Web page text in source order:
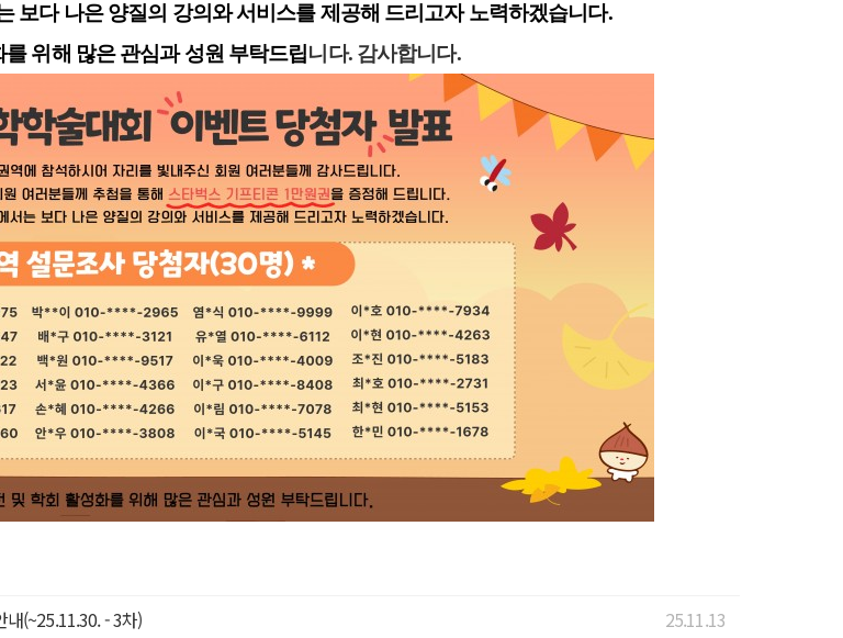
보다 나은 양질의 강의와 서비스를 제공해 드리고자 노력하겠습니다.
위해 많은 관심과 성원 부탁드립니다. 감사합니다.
(~25.11.30. - 3차) 25.11.13